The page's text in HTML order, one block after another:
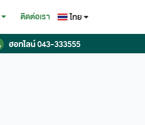
ติดต่อเรา ไทย
English
ฮอทไลน์043-333555